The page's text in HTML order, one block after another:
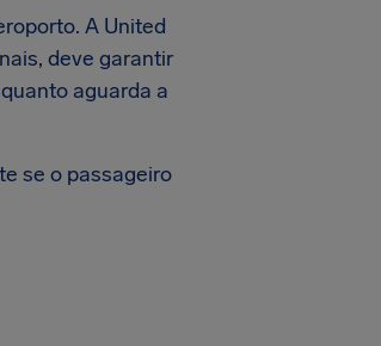
A United
deve garantir
aguarda a
se o passageiro